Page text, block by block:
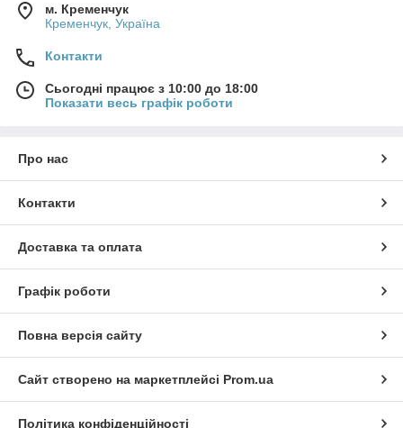
м. Кременчук
Кременчук, Україна
Контакти
Сьогодні працює з 10:00 до 18:00
Показати весь графік роботи
Про нас
Контакти
Доставка та оплата
Графік роботи
Повна версія сайту
Сайт створено на маркетплейсі Prom.ua
Політика конфіденційності